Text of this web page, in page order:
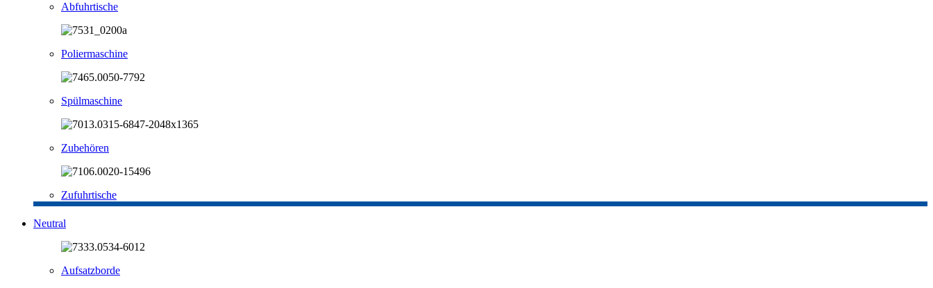
Abfuhrtische
Poliermaschine
Spülmaschine
Zubehören
Zufuhrtische
Neutral
Aufsatzborde